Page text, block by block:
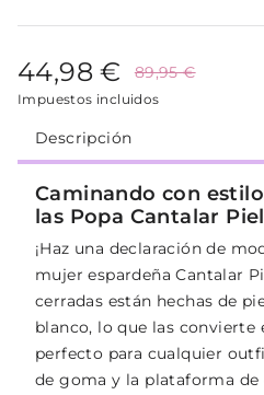
44,98 € 89,95 €
Impuestos incluidos
Descripción
Caminando con
las Popa Cantalar Piel
¡Haz una declaración de
mujer espardeña Cantalar
cerradas están hechas de
blanco, lo que las
perfecto para cualquier
de goma y la plataforma